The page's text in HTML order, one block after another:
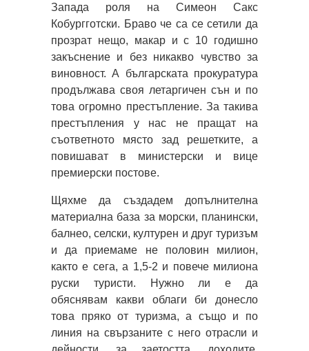
Запада роля на Симеон Сакс
Кобургготски. Браво че са се сетили да
прозрат нещо, макар и с 10 годишно
закъснение и без никакво чувство за
виновност. А българската прокуратура
продължава своя летаргичен сън и по
това огромно престъпление. За такива
престъпления у нас не пращат на
съответното място зад решетките, а
повишават в министерски и вице
премиерски постове.
Щяхме да създадем допълнителна
материална база за морски, планински,
балнео, селски, културен и друг туризъм
и да приемаме не половин милион,
както е сега, а 1,5-2 и повече милиона
руски туристи. Нужно ли е да
обяснявам какви облаги би донесло
това пряко от туризма, а също и по
линия на свързаните с него отрасли и